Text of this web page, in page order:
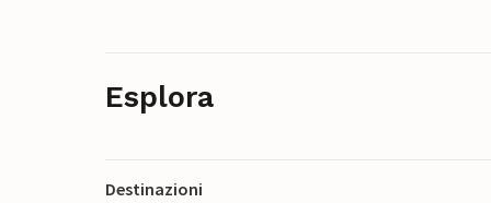
Esplora
Destinazioni